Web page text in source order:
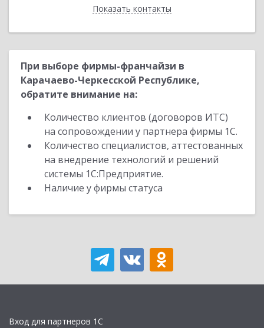
Показать контакты
Назад
При выборе фирмы-франчайзи в
Карачаево-Черкесской Республике,
обратите внимание на:
Количество клиентов (договоров ИТС)
на сопровождении у партнера фирмы 1С.
Количество специалистов, аттестованных
на внедрение технологий и решений
системы 1С:Предприятие.
Наличие у фирмы статуса
Вход для партнеров 1С